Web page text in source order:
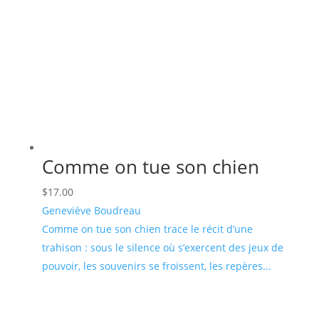
Comme on tue son chien
$17.00
Geneviève Boudreau
Comme on tue son chien trace le récit d’une
trahison : sous le silence où s’exercent des jeux de
pouvoir, les souvenirs se froissent, les repères...